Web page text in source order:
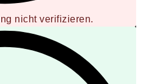
nicht verifizieren.